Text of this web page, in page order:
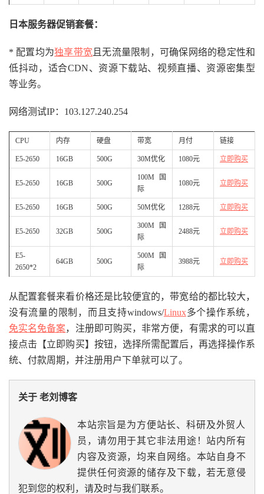
日本服务器促销套餐：
* 配置均为独享带宽 且无流量限制，可确保网络的稳定性和
低抖动，适合CDN、资源下载站、视频直播、资源密集型
等业务。
网络测试IP：103.127.240.254
CPU 内存 硬盘 带宽 月付 链接
E5-2650 16GB 500G 30M优化 1080元 立即购买
E5-2650 16GB 500G
100M国
际
1080元 立即购买
E5-2650 16GB 500G 50M优化 1288元 立即购买
E5-2650 32GB 500G
300M国
际
2488元 立即购买
E5-
2650*2
64GB 500G
500M国
际
3988元 立即购买
从配置套餐来看价格还是比较便宜的，带宽给的都比较大，
没有流量的限制，而且支持windows/Linux多个操作系统，
免实名免备案，注册即可购买，非常方便，有需求的可以直
接点击【立即购买】按钮，选择所需配置后，再选择操作系
统、付款周期，并注册用户下单就可以了。
关于 老刘博客
本站宗旨是为方便站长、科研及外贸人
员，请勿用于其它非法用途！站内所有
内容及资源，均来自网络。本站自身不
提供任何资源的储存及下载，若无意侵
犯到您的权利，请及时与我们联系。